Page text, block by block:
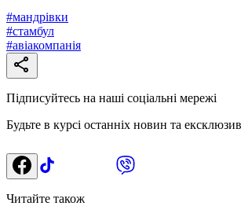
#мандрівки
#стамбул
#авіакомпанія
Підписуйтесь на наші соціальні мережі
Будьте в курсі останніх новин та
Читайте також